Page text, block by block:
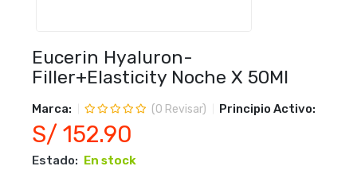
Eucerin Hyaluron-
Filler+Elasticity Noche X 50Ml
Marca: (0 Revisar) Principio Activo:
S/ 152.90
Estado: En stock